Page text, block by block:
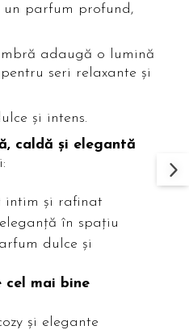
parfum profund,
adaugă o lumină
seri relaxante și
și intens.
caldă și elegantă
intim și rafinat
în spațiu
dulce și
cel mai bine
și elegante